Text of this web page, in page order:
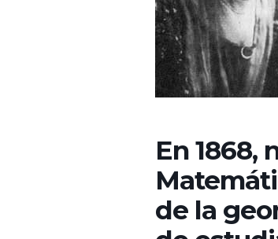
En 1868,
de la